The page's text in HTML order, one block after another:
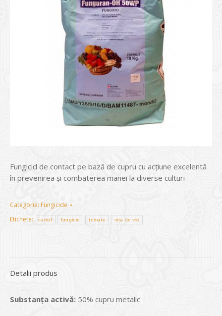
Fungicid de contact pe bază de cupru cu acţiune excelentă
în prevenirea şi combaterea manei la diverse culturi
Categorie: Fungicide
Etichete:
cartof fungicid tomate vița de vie
Detalii produs
Substanţa activă: 50% cupru metalic